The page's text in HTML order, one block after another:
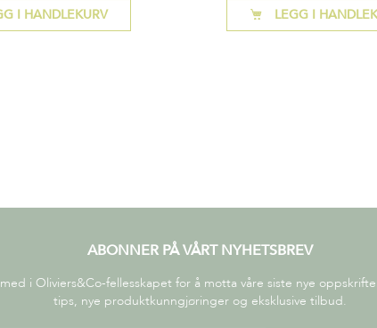
I HANDLEKURV LEGG I
ABONNER PÅ VÅRT NYHETSBREV
i Oliviers&Co-fellesskapet for å motta våre siste nye
tips, nye produktkunngjøringer og eksklusive tilbud.